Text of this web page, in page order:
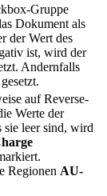
Gruppe
Dokument als
der Wert des
ist, wird der
Andernfalls
gesetzt.
auf Reverse-
Werte der
sie leer sind, wird
Regionen AU-